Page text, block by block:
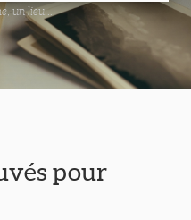
un lieu...
pour